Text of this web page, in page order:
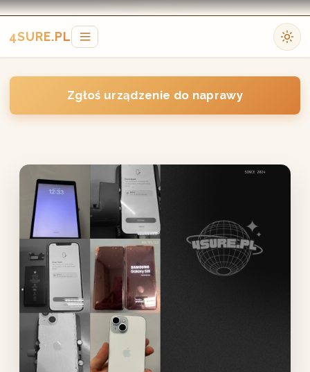
4SURE.PL
Zgłoś urządzenie do naprawy